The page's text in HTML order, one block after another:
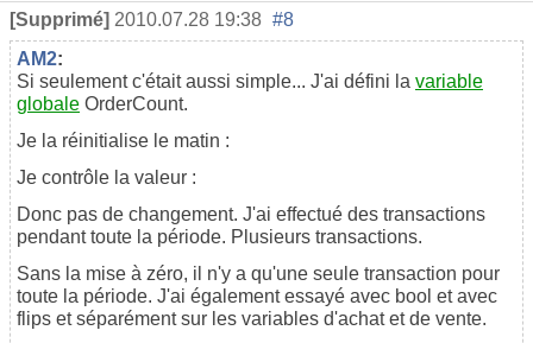
[Supprimé] 2010.07.28 19:38 #8
AM2:
Si seulement c'était aussi simple... J'ai défini la variable
globale OrderCount.
Je la réinitialise le matin :
Je contrôle la valeur :
Donc pas de changement. J'ai effectué des transactions
pendant toute la période. Plusieurs transactions.
Sans la mise à zéro, il n'y a qu'une seule transaction pour
toute la période. J'ai également essayé avec bool et avec
flips et séparément sur les variables d'achat et de vente.